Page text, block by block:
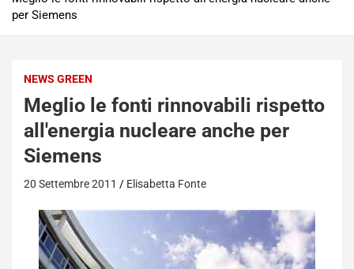
per Siemens
NEWS GREEN
Meglio le fonti rinnovabili rispetto
all'energia nucleare anche per
Siemens
20 Settembre 2011 Elisabetta Fonte